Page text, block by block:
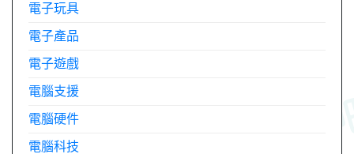
電子玩具
電子產品
電子遊戲
電腦支援
電腦硬件
電腦科技